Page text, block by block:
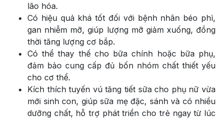
lão hóa.
Có hiệu quả khá tốt đối với bệnh nhân béo phì,
gan nhiễm mỡ, giúp lượng mỡ giảm xuống, đồng
thời tăng lượng cơ bắp.
Có thể thay thế cho bữa chính hoặc bữa phụ,
đảm bảo cung cấp đủ bốn nhóm chất thiết yếu
cho cơ thể.
Kích thích tuyến vú tăng tiết sữa cho phụ nữ vừa
mới sinh con, giúp sữa mẹ đặc, sánh và có nhiều
dưỡng chất, hỗ trợ phát triển cho trẻ ngay từ lúc